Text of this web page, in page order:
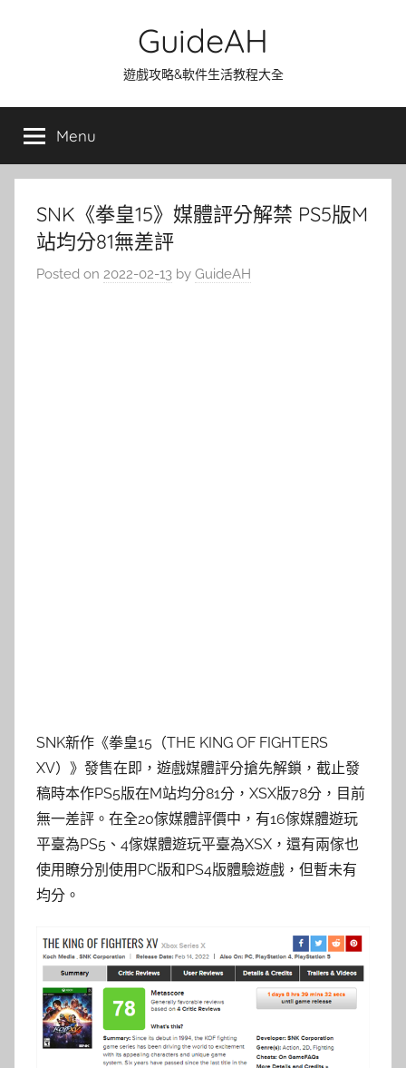
GuideAH
遊戲攻略&軟件生活教程大全
Menu
SNK《拳皇15》媒體評分解禁 PS5版M
站均分81無差評
Posted on 2022-02-13 by GuideAH
SNK新作《拳皇15（THE KING OF FIGHTERS
XV）》發售在即，遊戲媒體評分搶先解鎖，截止發
稿時本作PS5版在M站均分81分，XSX版78分，目前
無一差評。在全20傢媒體評價中，有16傢媒體遊玩
平臺為PS5、4傢媒體遊玩平臺為XSX，還有兩傢也
使用瞭分別使用PC版和PS4版體驗遊戲，但暫未有
均分。